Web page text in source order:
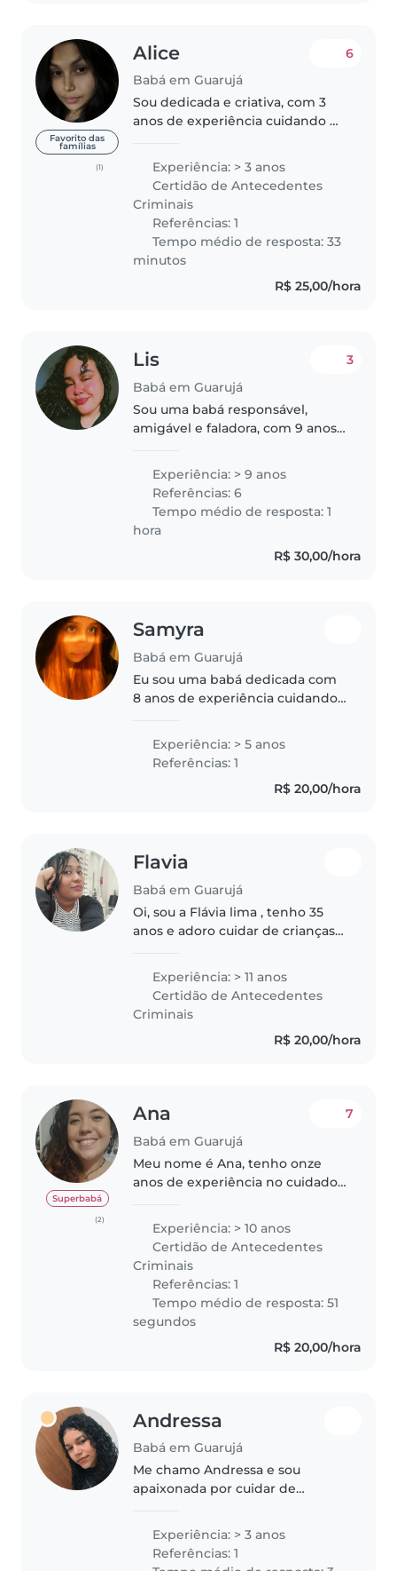
Favorito das
famílias
(1)
Alice
Babá em Guarujá
6
Sou dedicada e criativa, com 3
anos de experiência cuidando de
desde os pequenos até os que
estão na escola. Tenho
habilidades em desenho, leitura
e jogos,..
Experiência: > 3 anos
Certidão de Antecedentes
Criminais
Referências: 1
Tempo médio de resposta: 33
minutos
R$ 25,00/hora
Lis
Babá em Guarujá
3
Sou uma babá responsável,
amigável e faladora, com 9 anos
bebês, crianças pequenas, pré-
escolares e crianças em idade
escolar. Tenho experiência em
lidar..
Experiência: > 9 anos
Referências: 6
Tempo médio de resposta: 1
hora
R$ 30,00/hora
Samyra
Babá em Guarujá
Eu sou uma babá dedicada com
8 anos de experiência cuidando
desde bebês até pré-
adolescentes. Adoro atividades
criativas como leitura, artesanato
Experiência: > 5 anos
Referências: 1
R$ 20,00/hora
Flavia
Babá em Guarujá
Oi, sou a Flávia lima , tenho 35
anos e adoro cuidar de crianças!
infantil anteriores, e babá
noturna também, sou super
paciente, criativa e segura.
Gosto..
Experiência: > 11 anos
Certidão de Antecedentes
Criminais
R$ 20,00/hora
Superbabá
(2)
Ana
Babá em Guarujá
7
Meu nome é Ana, tenho onze
anos de experiência no cuidado
excelentes habilidades culinárias
e criativas, podendo
proporcionar à família..
Experiência: > 10 anos
Certidão de Antecedentes
Criminais
Referências: 1
Tempo médio de resposta: 51
segundos
R$ 20,00/hora
Andressa
Babá em Guarujá
Me chamo Andressa e sou
apaixonada por cuidar de
como babá e sei lidar com rotina,
alimentação, higiene e
momentos de lazer. Sou uma
Experiência: > 3 anos
Referências: 1